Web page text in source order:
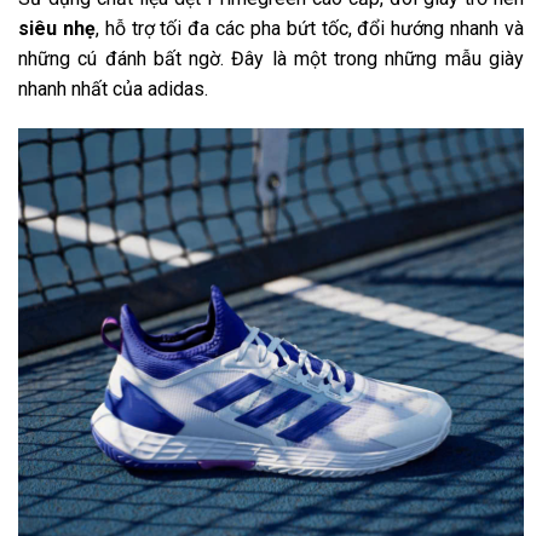
siêu nhẹ, hỗ trợ tối đa các pha bứt tốc, đổi hướng nhanh và
những cú đánh bất ngờ. Đây là một trong những mẫu giày
nhanh nhất của adidas.